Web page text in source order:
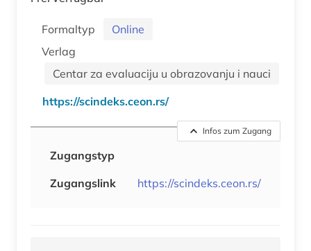
Formaltyp
Online
Verlag
Centar za evaluaciju u obrazovanju i nauci
https://scindeks.ceon.rs/
Infos zum Zugang
Zugangstyp
Zugangslink
https://scindeks.ceon.rs/